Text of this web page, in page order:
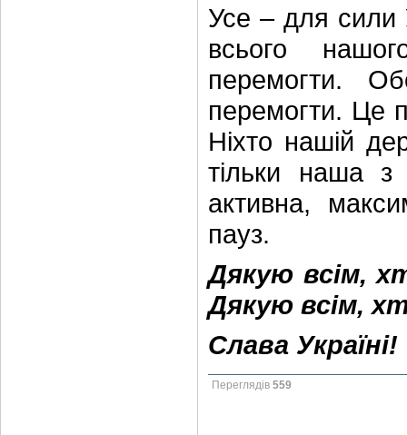
Усе – для сили
всього
перемогти.
перемогти. Це
Ніхто нашій
тільки наша
активна,
пауз.
Дякую всім,
Дякую всім,
Слава Україні!
Переглядів 559